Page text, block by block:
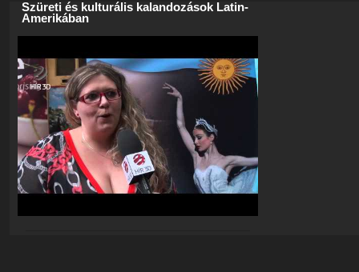
Szüreti és kulturális kalandozások Latin-
Amerikában